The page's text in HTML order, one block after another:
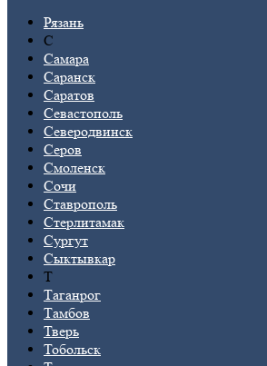
Рязань
С
Самара
Саранск
Саратов
Севастополь
Северодвинск
Серов
Смоленск
Сочи
Ставрополь
Стерлитамак
Сургут
Сыктывкар
Т
Таганрог
Тамбов
Тверь
Тобольск